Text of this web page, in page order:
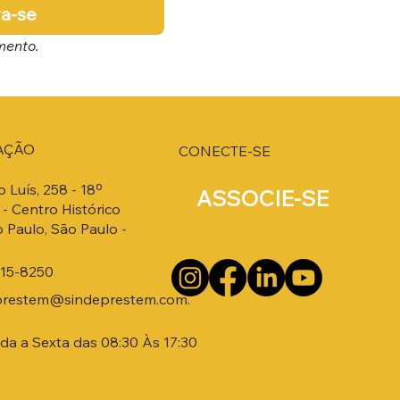
se
Luís, 258 - 18º
Centro Histórico
Paulo, São Paulo -
8250
a Sexta das 08:30 Às 17:30
ASSOCIE-SE
CONECTE-SE